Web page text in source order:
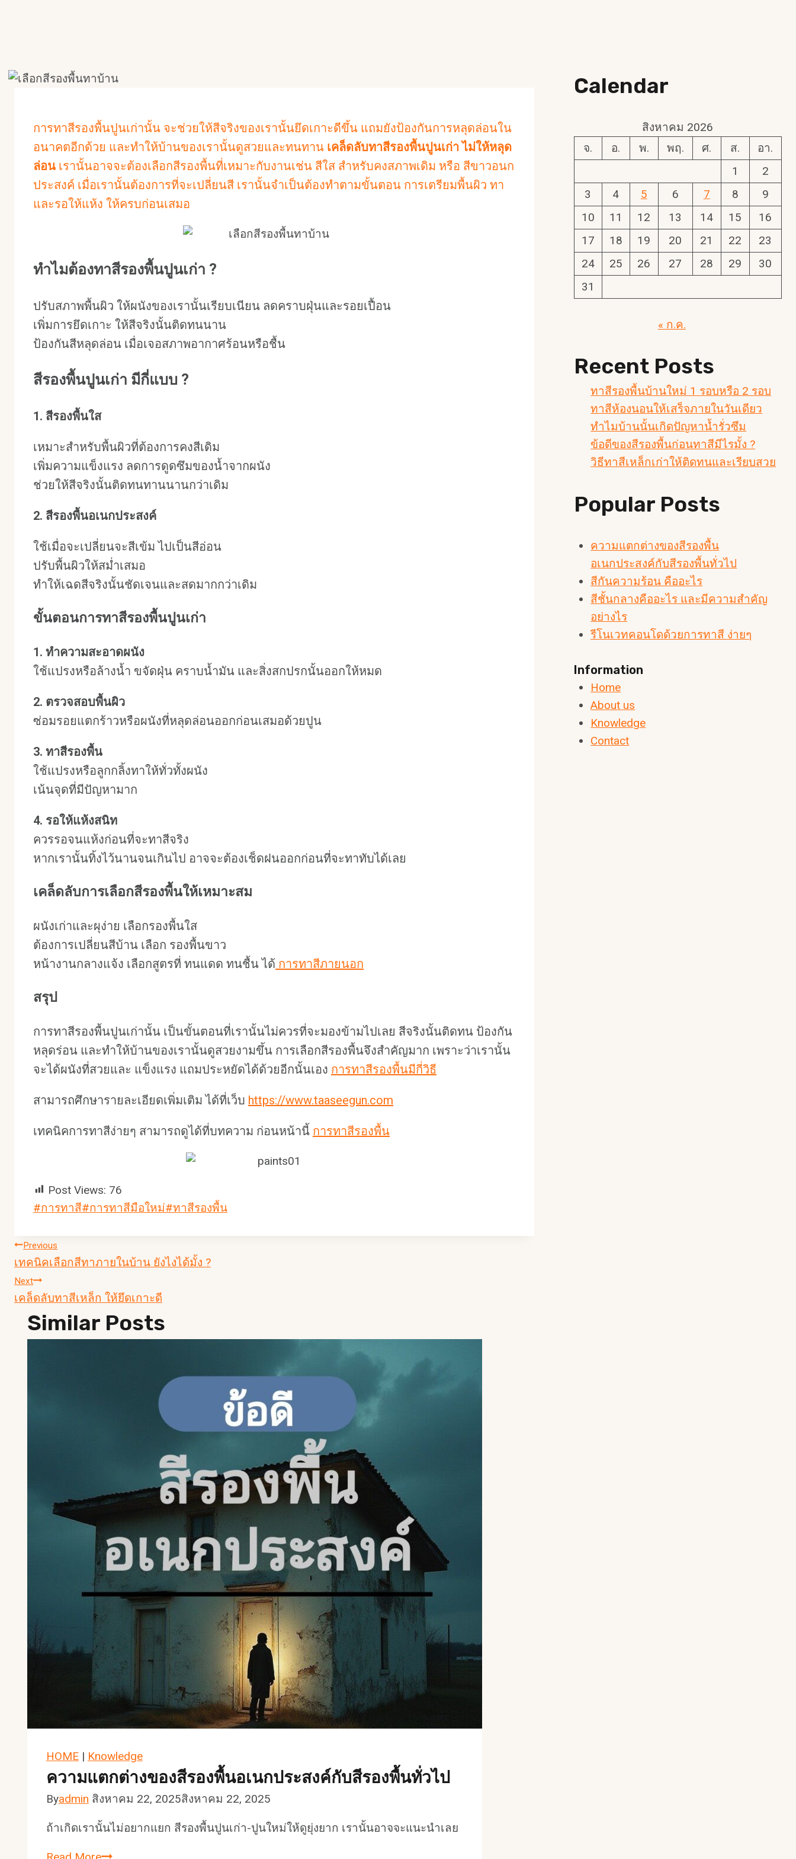
การทาสีรองพื้นปูนเก่านั้น จะช่วยให้สีจริงของเรานั้นยึดเกาะดีขึ้น แถมยังป้องกันการหลุดล่อนใน
อนาคตอีกด้วย และทำให้บ้านของเรานั้นดูสวยและทนทาน เคล็ดลับทาสีรองพื้นปูนเก่า ไม่ให้หลุด
ล่อน เรานั้นอาจจะต้องเลือกสีรองพื้นที่เหมาะกับงานเช่น สีใส สำหรับคงสภาพเดิม หรือ สีขาวอนก
ประสงค์ เมื่อเรานั้นต้องการที่จะเปลี่ยนสี เรานั้นจำเป็นต้องทำตามขั้นตอน การเตรียมพื้นผิว ทา
และรอให้แห้ง ให้ครบก่อนเสมอ
ทำไมต้องทาสีรองพื้นปูนเก่า ?
ปรับสภาพพื้นผิว ให้ผนังของเรานั้นเรียบเนียน ลดคราบฝุ่นและรอยเปื้อน
เพิ่มการยึดเกาะ ให้สีจริงนั้นติดทนนาน
ป้องกันสีหลุดล่อน เมื่อเจอสภาพอากาศร้อนหรือชื้น
สีรองพื้นปูนเก่า มีกี่แบบ ?
1. สีรองพื้นใส
เหมาะสำหรับพื้นผิวที่ต้องการคงสีเดิม
เพิ่มความแข็งแรง ลดการดูดซึมของน้ำจากผนัง
ช่วยให้สีจริงนั้นติดทนทานนานกว่าเดิม
2. สีรองพื้นอเนกประสงค์
ใช้เมื่อจะเปลี่ยนจะสีเข้ม ไปเป็นสีอ่อน
ปรับพื้นผิวให้สม่ำเสมอ
ทำให้เฉดสีจริงนั้นชัดเจนและสดมากกว่าเดิม
ขั้นตอนการทาสีรองพื้นปูนเก่า
1. ทำความสะอาดผนัง
ใช้แปรงหรือล้างน้ำ ขจัดฝุ่น คราบน้ำมัน และสิ่งสกปรกนั้นออกให้หมด
2. ตรวจสอบพื้นผิว
ซ่อมรอยแตกร้าวหรือผนังที่หลุดล่อนออกก่อนเสมอด้วยปูน
3. ทาสีรองพื้น
ใช้แปรงหรือลูกกลิ้งทาให้ทั่วทั้งผนัง
เน้นจุดที่มีปัญหามาก
4. รอให้แห้งสนิท
ควรรอจนแห้งก่อนที่จะทาสีจริง
หากเรานั้นทิ้งไว้นานจนเกินไป อาจจะต้องเช็ดฝนออกก่อนที่จะทาทับได้เลย
เคล็ดลับการเลือกสีรองพื้นให้เหมาะสม
ผนังเก่าและผุง่าย เลือกรองพื้นใส
ต้องการเปลี่ยนสีบ้าน เลือก รองพื้นขาว
หน้างานกลางแจ้ง เลือกสูตรที่ ทนแดด ทนชื้น ได้ การทาสีภายนอก
สรุป
การทาสีรองพื้นปูนเก่านั้น เป็นขั้นตอนที่เรานั้นไม่ควรที่จะมองข้ามไปเลย สีจริงนั้นติดทน ป้องกัน
หลุดร่อน และทำให้บ้านของเรานั้นดูสวยงามขึ้น การเลือกสีรองพื้นจึงสำคัญมาก เพราะว่าเรานั้น
จะได้ผนังที่สวยและ แข็งแรง แถมประหยัดได้ด้วยอีกนั้นเอง การทาสีรองพื้นมีกี่วิธี
สามารถศึกษารายละเอียดเพิ่มเติม ได้ที่เว็บ https://www.taaseegun.com
เทคนิคการทาสีง่ายๆ สามารถดูได้ที่บทความ ก่อนหน้านี้ การทาสีรองพื้น
Post Views: 76
Post
#การทาสี#การทาสีมือใหม่#ทาสีรองพื้น
แนะแนว
เรื่อง
Previous
เทคนิคเลือกสีทาภายในบ้าน ยังไงได้มั้ง ?
Next
เคล็ดลับทาสีเหล็ก ให้ยึดเกาะดี
Similar Posts
HOME| Knowledge
ความแตกต่างของสีรองพื้นอเนกประสงค์กับสีรองพื้นทั่วไป
Byadmin สิงหาคม 22, 2025สิงหาคม 22, 2025
ถ้าเกิดเรานั้นไม่อยากแยก สีรองพื้นปูนเก่า-ปูนใหม่ให้ดูยุ่งยาก เรานั้นอาจจะแนะนำเลย
ความ
Calendar
สิงหาคม 2026
จ.
อ. พ. พฤ. ศ. ส.
อา.
1
2
3
4 5 6 7 8
9
10
11 12 13 14 15
16
17
18 19 20 21 22
23
24
25 26 27 28 29
30
31
« ก.ค.
Recent Posts
ทาสีรองพื้นบ้านใหม่ 1 รอบหรือ 2 รอบ
ทาสีห้องนอนให้เสร็จภายในวันเดียว
ทำไมบ้านนั้นเกิดปัญหาน้ำรั่วซึม
ข้อดีของสีรองพื้นก่อนทาสีมีไรมั้ง ?
วิธีทาสีเหล็กเก่าให้ติดทนและเรียบสวย
Popular Posts
ความแตกต่างของสีรองพื้น
อเนกประสงค์กับสีรองพื้นทั่วไป
สีกันความร้อน คืออะไร
สีชั้นกลางคืออะไร และมีความสำคัญ
อย่างไร
รีโนเวทคอนโดด้วยการทาสี ง่ายๆ
Information
Home
About us
Knowledge
Contact